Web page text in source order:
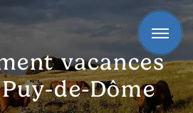
vacances
de-Dôme